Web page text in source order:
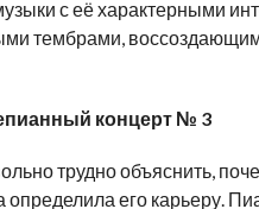
с её характерными
тембрами,
концерт № 3
трудно объяснить,
его карьеру.